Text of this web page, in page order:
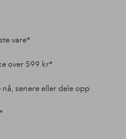
vare*
over 599 kr*
nå, senere eller dele opp